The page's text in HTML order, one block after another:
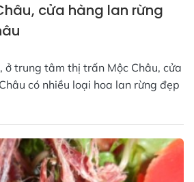
cửa hàng lan rừng
ở trung tâm thị trấn Mộc Châu, cửa
có nhiều loại hoa lan rừng đẹp